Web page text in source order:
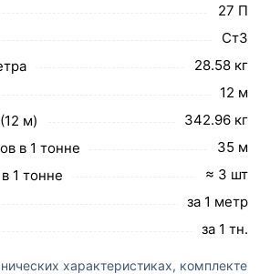
27 П
Ст3
28.58 кг
12 м
м)
342.96 кг
в 1 тонне
35 м
1 тонне
≈ 3 шт
за 1 метр
за 1 тн.
характеристиках, комплекте